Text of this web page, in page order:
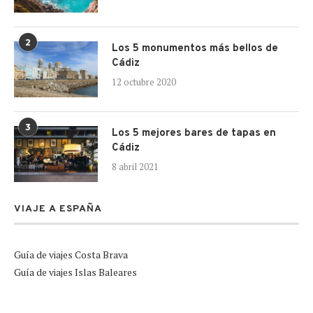
2
Los 5 monumentos más bellos de
Cádiz
12 octubre 2020
3
Los 5 mejores bares de tapas en
Cádiz
8 abril 2021
VIAJE A ESPAÑA
Guía de viajes Costa Brava
Guía de viajes Islas Baleares